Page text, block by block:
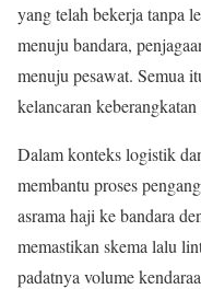
yang telah bekerja tanpa
menuju bandara,
menuju pesawat. Semua
kelancaran
Dalam konteks logistik
membantu proses
asrama haji ke bandara
memastikan skema lalu
padatnya volume